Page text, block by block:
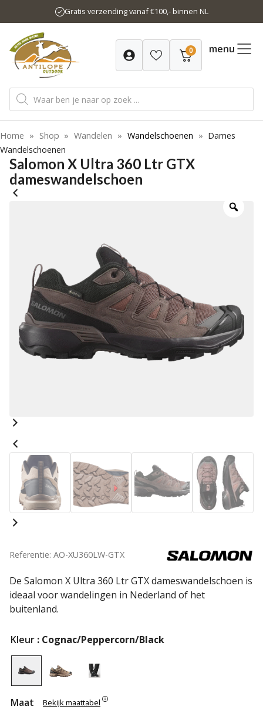
naar
inhoud
Gratis verzending vanaf €100,- binnen NL
0 menu
Producten
zoeken
Home » Shop » Wandelen » Wandelschoenen » Dames
Wandelschoenen
Salomon X Ultra 360 Ltr GTX
dameswandelschoen
Referentie: AO-XU360LW-GTX
De Salomon X Ultra 360 Ltr GTX dameswandelschoen is
ideaal voor wandelingen in Nederland of het
buitenland.
Kleur : Cognac/Peppercorn/Black
Maat Bekijk maattabel